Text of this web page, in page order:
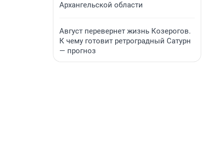
Архангельской области
Август перевернет жизнь Козерогов.
К чему готовит ретроградный Сатурн
— прогноз